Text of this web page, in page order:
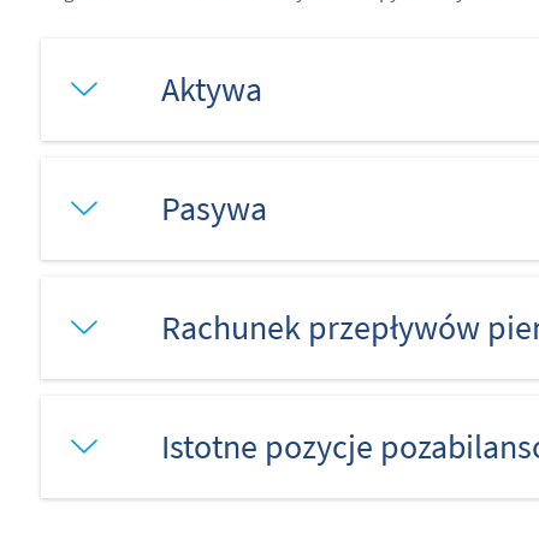
Aktywa
Pasywa
Rachunek przepływów
Istotne pozycje